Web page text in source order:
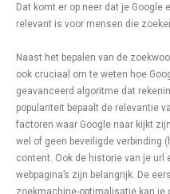
Dat komt er op neer dat je
relevant is voor mensen die
Naast het bepalen van de
ook cruciaal om te weten hoe
geavanceerd algoritme dat
populariteit bepaalt de relevantie
factoren waar Google naar kijkt
wel of geen beveiligde verbinding
content. Ook de historie van je url
webpagina’s zijn belangrijk. De
zoekmachine-optimalisatie kan je